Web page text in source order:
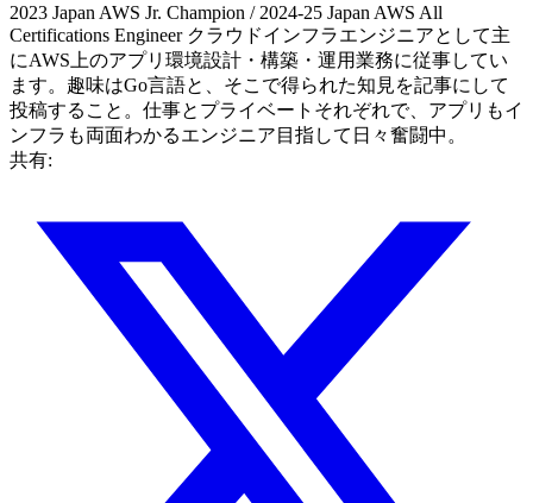
2023 Japan AWS Jr. Champion / 2024-25 Japan AWS All
Certifications Engineer クラウドインフラエンジニアとして主
にAWS上のアプリ環境設計・構築・運用業務に従事してい
ます。趣味はGo言語と、そこで得られた知見を記事にして
投稿すること。仕事とプライベートそれぞれで、アプリもイ
ンフラも両面わかるエンジニア目指して日々奮闘中。
共有: